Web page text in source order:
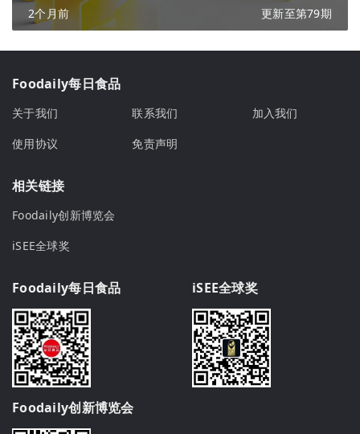
2个月前 更新至第79期
Foodaily每日食品
关于我们 联系我们
加入我们
使用协议
免责声明
相关链接
Foodaily创新博览会
iSEE全球奖
Foodaily每日食品 iSEE全球奖
Foodaily创新博览会